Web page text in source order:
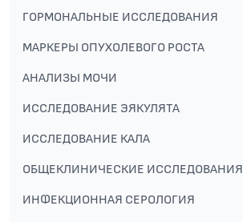
ГОРМОНАЛЬНЫЕ ИССЛЕДОВАНИЯ
МАРКЕРЫ ОПУХОЛЕВОГО РОСТА
АНАЛИЗЫ МОЧИ
ИССЛЕДОВАНИЕ ЭЯКУЛЯТА
ИССЛЕДОВАНИЕ КАЛА
ОБЩЕКЛИНИЧЕСКИЕ ИССЛЕДОВАНИЯ
ИНФЕКЦИОННАЯ СЕРОЛОГИЯ